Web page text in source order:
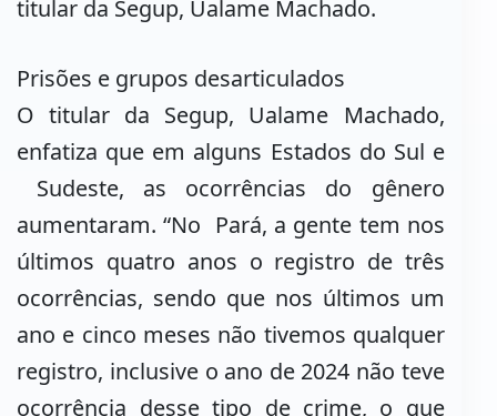
titular da Segup, Ualame Machado.
Prisões e grupos desarticulados
O titular da Segup, Ualame Machado,
enfatiza que em alguns Estados do Sul e
Sudeste, as ocorrências do gênero
aumentaram. “No Pará, a gente tem nos
últimos quatro anos o registro de três
ocorrências, sendo que nos últimos um
ano e cinco meses não tivemos qualquer
registro, inclusive o ano de 2024 não teve
ocorrência desse tipo de crime, o que